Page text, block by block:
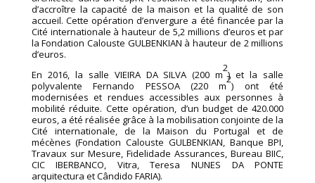
d’accroître la capacité de la maison et la qualité de son
accueil. Cette opération d’envergure a été financée par la
Cité internationale à hauteur de 5,2 millions d’euros et par
la Fondation Calouste GULBENKIAN à hauteur de 2 millions
d’euros.
En 2016, la salle VIEIRA DA SILVA (200 m
2
) et la salle
polyvalente Fernando PESSOA (220 m
2
) ont été
modernisées et rendues accessibles aux personnes à
mobilité réduite. Cette opération, d’un budget de 420.000
euros, a été réalisée grâce à la mobilisation conjointe de la
Cité internationale, de la Maison du Portugal et de
mécènes (Fondation Calouste GULBENKIAN, Banque BPI,
Travaux sur Mesure, Fidelidade Assurances, Bureau BIIC,
CIC IBERBANCO, Vitra, Teresa NUNES DA PONTE
arquitectura et Cândido FARIA).